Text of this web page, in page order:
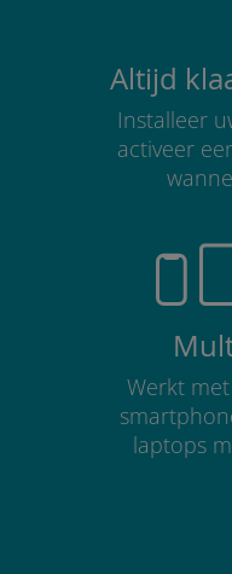
Altijd
Installeer
activeer
Werkt
laptops